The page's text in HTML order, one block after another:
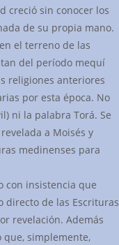
creció sin conocer los
de su propia mano.
el terreno de las
del período mequí
religiones anteriores
por esta época. No
ni la palabra Torá. Se
a Moisés y
medinenses para
con insistencia que
directo de las Escrituras
revelación. Además
simplemente,